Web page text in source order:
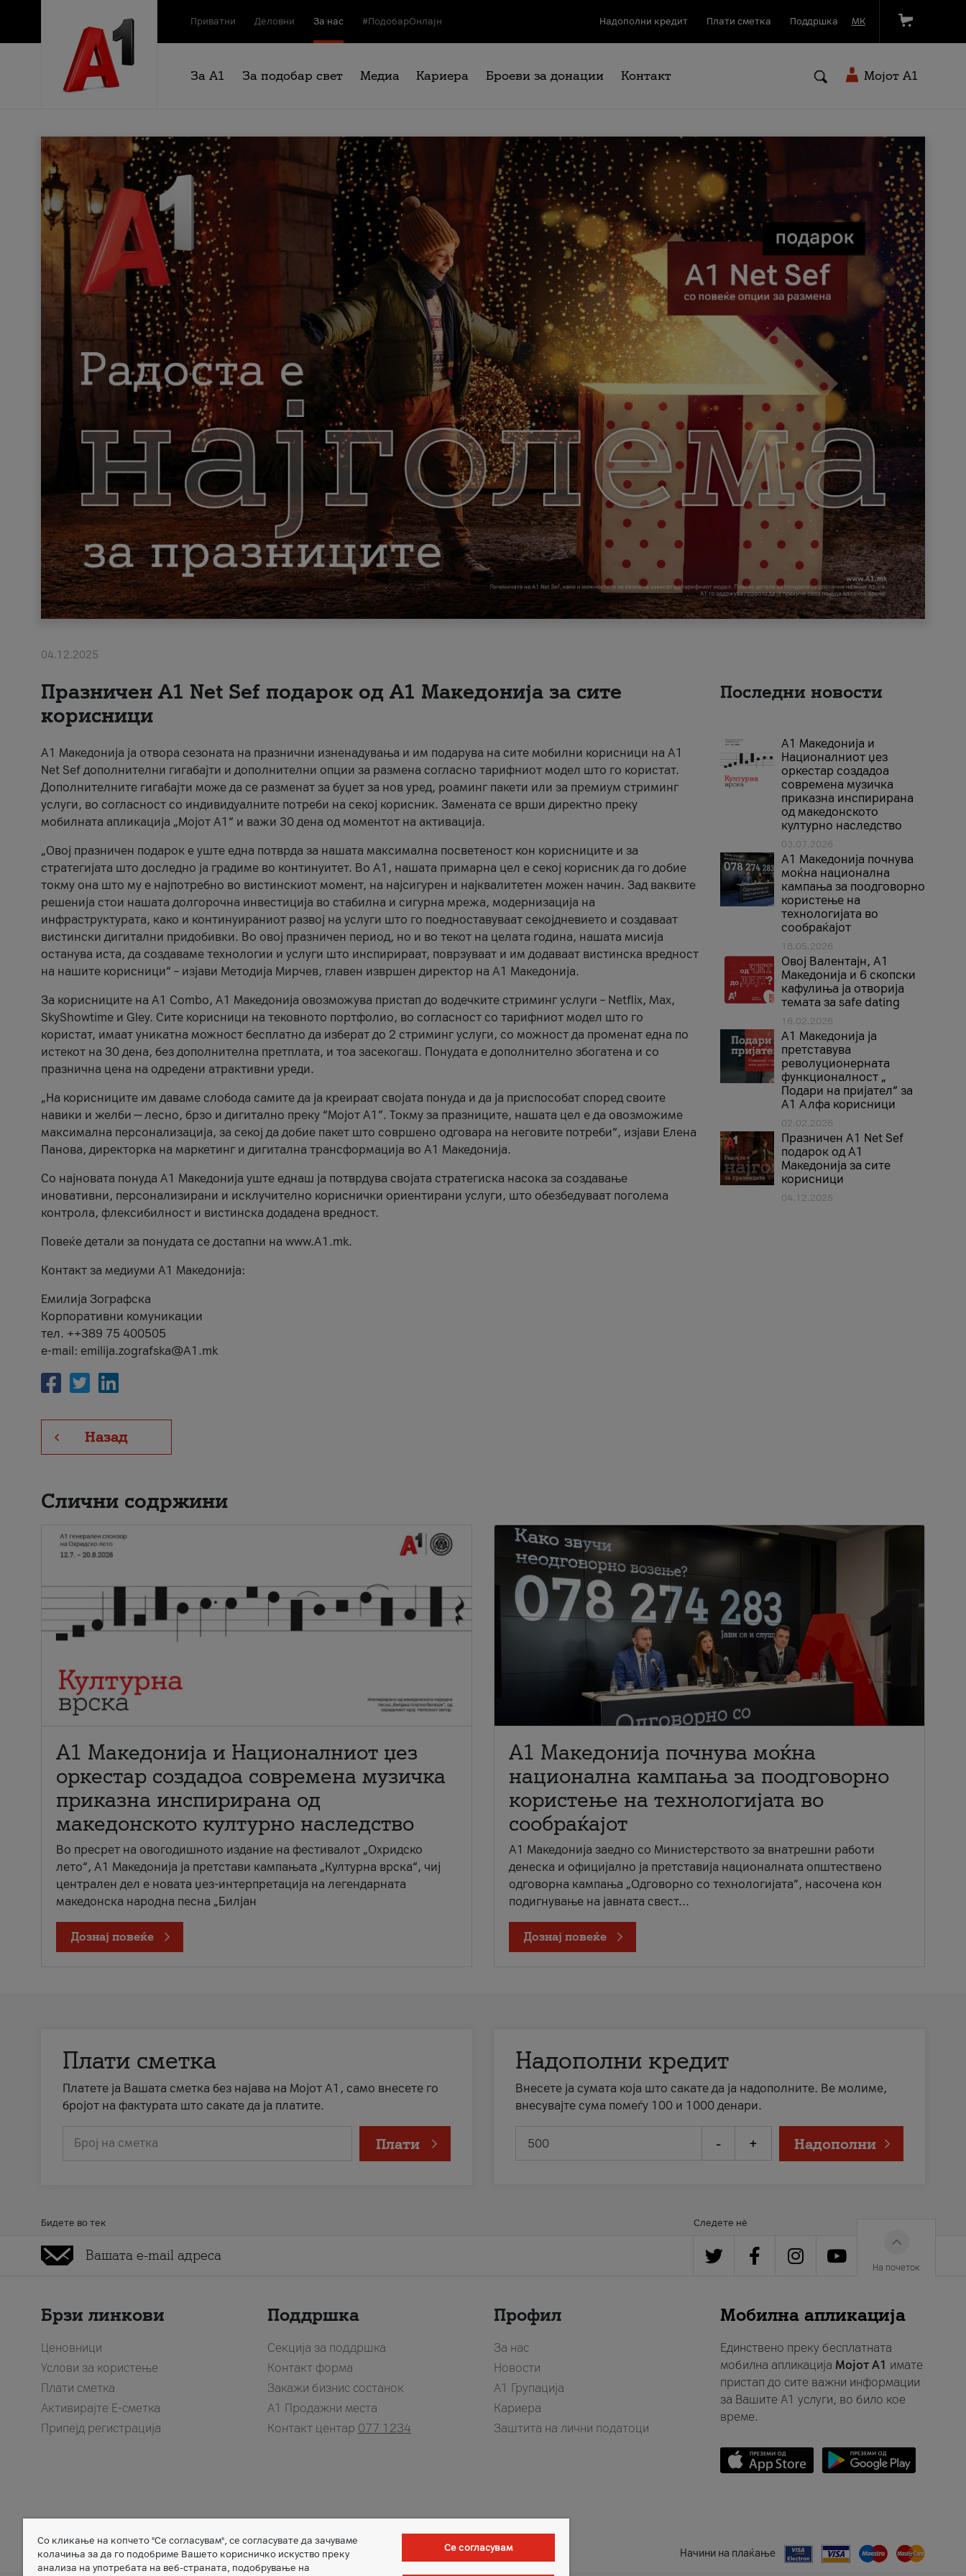
Приватни Деловни За нас #ПодобарОнлајн Надополни кредит Плати сметка Поддршка МК
За А1 За подобар свет Медиа Кариера Броеви за донации Контакт Мојот A1
04.12.2025
Празничен A1 Net Sеf подарок од А1 Македонија за сите
корисници
А1 Македонија ја отвора сезоната на празнични изненадувања и им подарува на сите мобилни корисници на A1
Net Sef дополнителни гигабајти и дополнителни опции за размена согласно тарифниот модел што го користат.
Дополнителните гигабајти може да се разменат за буџет за нов уред, роаминг пакети или за премиум стриминг
услуги, во согласност со индивидуалните потреби на секој корисник. Замената се врши директно преку
мобилната апликација „Мојот А1“ и важи 30 дена од моментот на активација.
„Овој празничен подарок е уште една потврда за нашата максимална посветеност кон корисниците и за
стратегијата што доследно ја градиме во континуитет. Во А1, нашата примарна цел е секој корисник да го добие
токму она што му е најпотребно во вистинскиот момент, на најсигурен и најквалитетен можен начин. Зад ваквите
решенија стои нашата долгорочна инвестиција во стабилна и сигурна мрежа, модернизација на
инфраструктурата, како и континуираниот развој на услуги што го поедноставуваат секојдневието и создаваат
вистински дигитални придобивки. Во овој празничен период, но и во текот на целата година, нашата мисија
останува иста, да создаваме технологии и услуги што инспирираат, поврзуваат и им додаваат вистинска вредност
на нашите корисници“ – изјави Методија Мирчев, главен извршен директор на А1 Македонија.
За корисниците на A1 Combo, А1 Македонија овозможува пристап до водечките стриминг услуги – Netflix, Max,
SkyShowtime и Gley. Сите корисници на тековното портфолио, во согласност со тарифниот модел што го
користат, имаат уникатна можност бесплатно да изберат до 2 стриминг услуги, со можност да променат една по
истекот на 30 дена, без дополнителна претплата, и тоа засекогаш. Понудата е дополнително збогатена и со
празнична цена на одредени атрактивни уреди.
„На корисниците им даваме слобода самите да ја креираат својата понуда и да ја приспособат според своите
навики и желби — лесно, брзо и дигитално преку “Мојот А1”. Токму за празниците, нашата цел е да овозможиме
максимална персонализација, за секој да добие пакет што совршено одговара на неговите потреби“, изјави Елена
Панова, директорка на маркетинг и дигитална трансформација во А1 Македонија.
Со најновата понуда А1 Македонија уште еднаш ја потврдува својата стратегиска насока за создавање
иновативни, персонализирани и исклучително кориснички ориентирани услуги, што обезбедуваат поголема
контрола, флексибилност и вистинска додадена вредност.
Повеќе детали за понудата се достапни на www.А1.mk.
Контакт за медиуми А1 Македонија:
Емилија Зографска
Корпоративни комуникации
тел. ++389 75 400505
e-mail: emilija.zografska@A1.mk
Назад
Последни новости
А1 Македонија и
Националниот џез
оркестар создадоа
современа музичка
приказна инспирирана
од македонското
културно наследство
03.07.2026
A1 Македонија почнува
моќна национална
кампања за поодговорно
користење на
технологијата во
сообраќајот
18.05.2026
Овој Валентајн, A1
Македонија и 6 скопски
кафулиња ја отворија
темата за safe dating
16.02.2026
А1 Македонија ја
претставува
револуционерната
функционалност „
Подари на пријател“ за
А1 Алфа корисници
02.02.2026
Празничен A1 Net Sеf
подарок од А1
Македонија за сите
корисници
04.12.2025
Слични содржини
А1 Македонија и Националниот џез
оркестар создадоа современа музичка
приказна инспирирана од
македонското културно наследство
Во пресрет на овогодишното издание на фестивалот „Охридско
лето“, А1 Македонија ја претстави кампањата „Културна врска“, чиј
централен дел е новата џез-интерпретација на легендарната
македонска народна песна „Билјан
Дознај повеќе
A1 Македонија почнува моќна
национална кампања за поодговорно
користење на технологијата во
сообраќајот
A1 Македонија заедно со Министерството за внатрешни работи
денеска и официјално ја претставија националната општествено
одговорна кампања „Одговорно со технологијата“, насочена кон
подигнување на јавната свест...
Дознај повеќе
Плати сметка
Платете ја Вашата сметка без најава на Мојот А1, само внесете го
бројот на фактурата што сакате да ја платите.
Број на сметка Плати
Надополни кредит
Внесете ја сумата која што сакате да ја надополните. Ве молиме,
внесувајте сума помеѓу 100 и 1000 денари.
- + Надополни
Бидете во тек Следете нè
На почеток
Брзи линкови
Ценовници
Услови за користење
Плати сметка
Активирајте Е-сметка
Припејд регистрација
Поддршка
Секција за поддршка
Контакт форма
Закажи бизнис состанок
A1 Продажни места
Контакт центар 077 1234
Профил
За нас
Новости
А1 Групација
Кариера
Заштита на лични податоци
Мобилна апликација
Единствено преку бесплатната
мобилна апликација Мојот A1 имате
пристап до сите важни информации
за Вашите A1 услуги, во било кое
време.
Member of Начини на плаќање
Со кликање на копчето "Се согласувам", се согласувате да зачуваме
колачиња за да го подобриме Вашето корисничко искуство преку
анализа на употребата на веб-страната, подобрување на
Се согласувам